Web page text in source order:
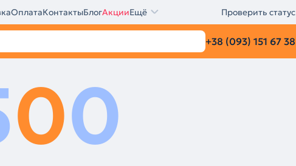
ОплатаКонтактыБлогАкцииЕщё Проверить статус
+38 (093) 151 67 38
00